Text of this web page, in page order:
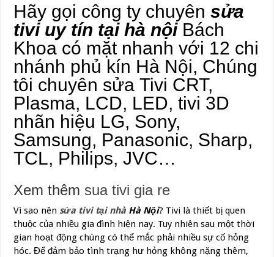
Hãy gọi công ty chuyênsửa
tivi uy tín tại hà nộiBách
Khoa có mặt nhanh với 12 chi
nhánh phủ kín Hà Nội, Chúng
tôi chuyên sửa Tivi CRT,
Plasma, LCD, LED, tivi 3D
nhãn hiệu LG, Sony,
Samsung, Panasonic, Sharp,
TCL, Philips, JVC…
Xem thêm sua tivi gia re
Vì sao nên sửa tivi tại nhà Hà Nội? Tivi là thiết bị quen
thuộc của nhiều gia đình hiện nay. Tuy nhiên sau một thời
gian hoạt động chúng có thể mắc phải nhiều sự cố hỏng
hóc. Để đảm bảo tình trạng hư hỏng không nặng thêm,